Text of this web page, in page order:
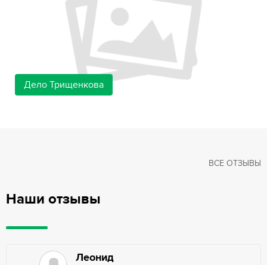
Дело Трищенкова
Наши отзывы
ВСЕ ОТЗЫВЫ
Леонид